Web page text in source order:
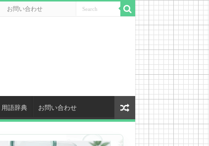
お問い合わせ
用語辞典 お問い合わせ